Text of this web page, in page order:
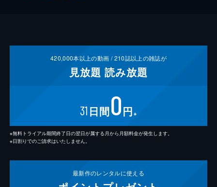
420,000本以上の動画 /210誌以上の雑誌が
見放題 読み放題
31 日間0円 ※
※無料トライアル期間終了日の翌日が属する月から月額料金が発生します。
※日割りでのご請求はいたしません。
最新作のレンタルに使える